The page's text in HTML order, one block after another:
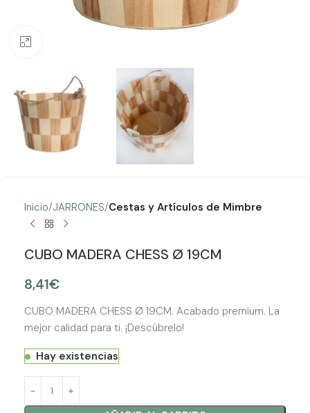
Inicio JARRONES Cestas y Artículos de Mimbre
CUBO MADERA CHESS Ø 19CM
8,41€
CUBO MADERA CHESS Ø 19CM. Acabado premium. La
mejor calidad para ti. ¡Descúbrelo!
Hay existencias